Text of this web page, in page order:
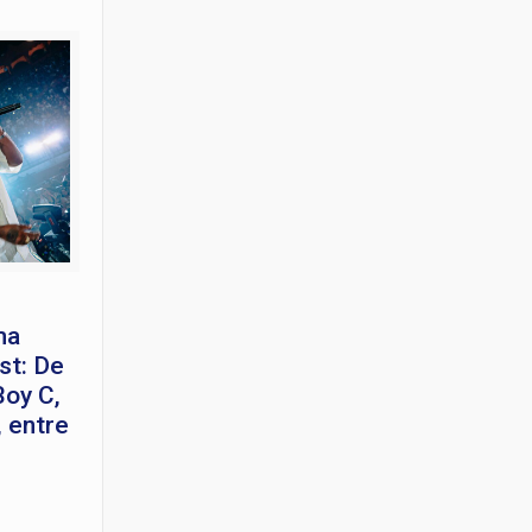
De
C,
entre